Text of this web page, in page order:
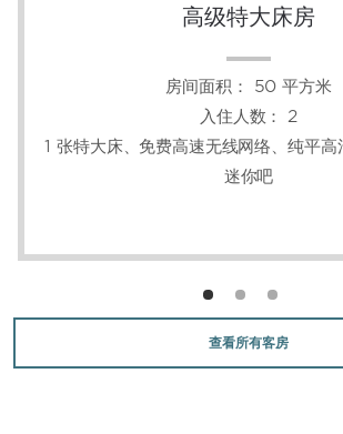
保障您的日常节奏，免费高速无线网络
轻松出行。367 间宽敞的客房和套房均
虑，配备了一流、舒适、便利的设施，
频道的纯平高清电视、迷你吧、豪华床
的浴袍和拖鞋。我们贴心的全天候前台
识广博的礼宾人员可在您入住期间，随
高级特大床房
房间面积：
50 平方米
入住人数：
2
1 张特大床、免费高速无线网络、纯平高
迷你吧
查看所有客房